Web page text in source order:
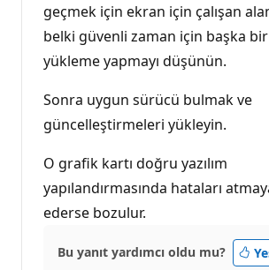
geçmek için ekran için çalışan
belki güvenli zaman için başka
yükleme yapmayı düşünün.
Sonra uygun sürücü bulmak ve
güncelleştirmeleri yükleyin.
O grafik kartı doğru yazılım
yapılandırmasında hataları
ederse bozulur.
Bu yanıt yardımcı oldu mu?